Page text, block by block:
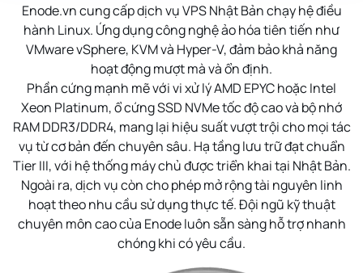
Enode.vn cung cấp dịch vụ VPS Nhật Bản chạy hệ điều
hành Linux. Ứng dụng công nghệ ảo hóa tiên tiến như
VMware vSphere, KVM và Hyper-V, đảm bảo khả năng
hoạt động mượt mà và ổn định.
Phần cứng mạnh mẽ với vi xử lý AMD EPYC hoặc Intel
Xeon Platinum, ổ cứng SSD NVMe tốc độ cao và bộ nhớ
RAMDDR3/DDR4, mang lại hiệu suất vượt trội cho mọi tác
vụ từ cơ bản đến chuyên sâu. Hạ tầng lưu trữ đạt chuẩn
Tier III, với hệ thống máy chủ được triển khai tại Nhật Bản.
Ngoài ra, dịch vụ còn cho phép mở rộng tài nguyên linh
hoạt theo nhu cầu sử dụng thực tế. Đội ngũ kỹ thuật
chuyên môn cao của Enode luôn sẵn sàng hỗ trợ nhanh
chóng khi có yêu cầu.